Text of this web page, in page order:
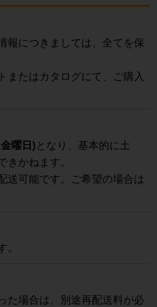
報につきましては、全てを保
またはカタログにて、ご購入
曜日) となり、基本的に土
きかねます。
送可能です。ご希望の場合は
。
た場合は、別途再配送料が必